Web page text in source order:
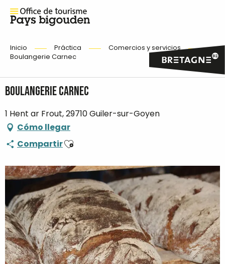
Inicio Práctica
Comercios y servicios
Boulangerie Carnec
Boulangerie Carnec
1 Hent ar Frout, 29710 Guiler-sur-Goyen
Cómo llegar
CompartirAjouter aux favoris